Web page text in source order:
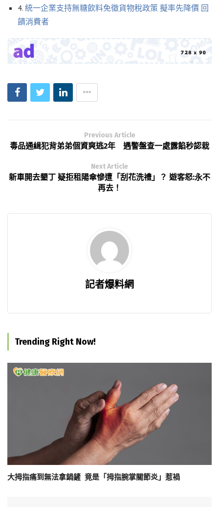
4. 統一企業支持無糖飲料免徵貨物稅政策 擬率先降價 回
饋消費者
Previous Article
毒品通緝犯背弟弟個資爽逃2年 遇警盤查一處露餡秒認栽
Next Article
新車開去墾丁 疑拒租陽傘慘遭「刮花洗禮」？ 遊客怒:永不
再去！
記者爆料網
Trending Right Now!
大拇指痛到無法拿鍋鏟 竟是「拇指腕掌關節炎」惹禍